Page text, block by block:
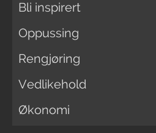
Bli inspirert
Oppussing
Rengjøring
Vedlikehold
Økonomi